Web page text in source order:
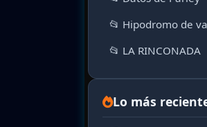
📂 Hipodromo de
📂 LA RINCONADA
Lo más